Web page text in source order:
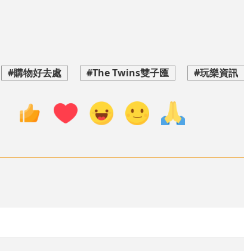
#購物好去處 #The Twins雙子匯 #玩樂資訊